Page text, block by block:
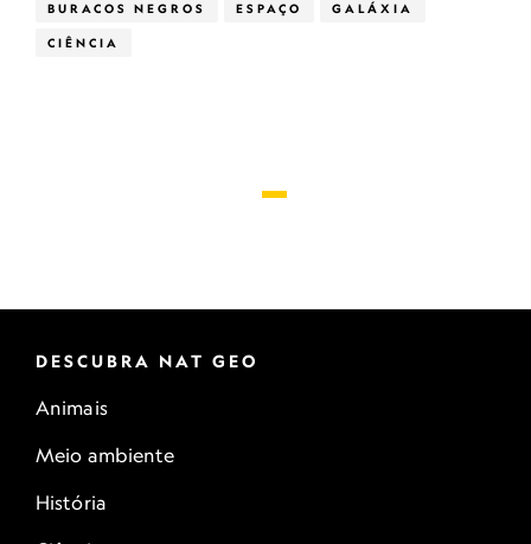
BURACOS NEGROS ESPAÇO GALÁXIA
CIÊNCIA
DESCUBRA NAT GEO
Animais
Meio ambiente
História